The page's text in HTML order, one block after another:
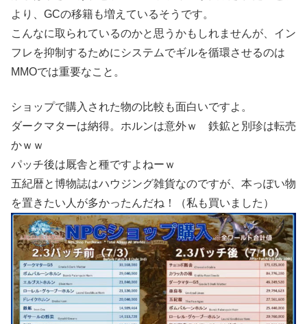
より、GCの移籍も増えているそうです。
こんなに取られているのかと思うかもしれませんが、イン
フレを抑制するためにシステムでギルを循環させるのは
MMOでは重要なこと。
ショップで購入された物の比較も面白いですよ。
ダークマターは納得。ホルンは意外ｗ 鉄鉱と別珍は転売
かｗｗ
パッチ後は厩舎と種ですよねーｗ
五紀暦と博物誌はハウジング雑貨なのですが、本っぽい物
を置きたい人が多かったんだね！（私も買いました）